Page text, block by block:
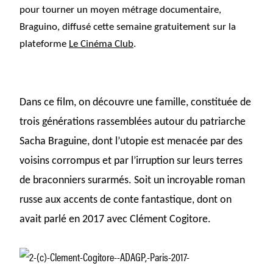
pour tourner un moyen métrage documentaire,
Braguino, diffusé cette semaine gratuitement sur la
plateforme Le Cinéma Club.
Dans ce film, on découvre une famille, constituée de
trois générations rassemblées autour du patriarche
Sacha Braguine, dont l’utopie est menacée par des
voisins corrompus et par l’irruption sur leurs terres
de braconniers surarmés. Soit un incroyable roman
russe aux accents de conte fantastique, dont on
avait parlé en 2017 avec Clément Cogitore.